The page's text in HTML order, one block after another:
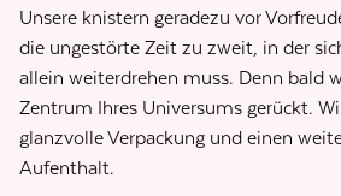
Unsere knistern geradezu vor
die ungestörte Zeit zu zweit, in der
allein weiterdrehen muss. Denn bald
Zentrum Ihres Universums gerückt.
glanzvolle Verpackung und einen
Aufenthalt.